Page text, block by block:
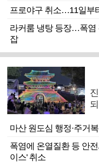
프로야구 취소…11일부
라커룸 냉탕 등장…폭염
잡
마산 원도심 행정·주거
폭염에 온열질환 등 안
이스' 취소